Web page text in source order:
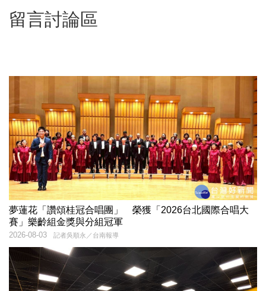
留言討論區
夢蓮花「讚頌桂冠合唱團」 榮獲「2026台北國際合唱大
賽」樂齡組金獎與分組冠軍
記者吳順永／台南報導
2026-08-03